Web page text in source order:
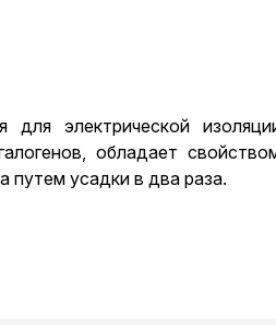
для электрической
обладает
путем усадки в два раза.